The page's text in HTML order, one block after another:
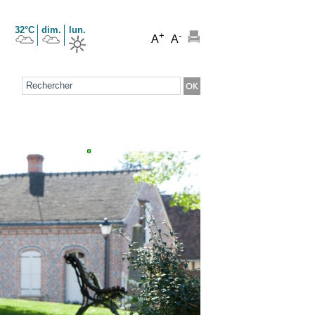
32°C dim. lun.
A+ A-
Formulaire de recherche